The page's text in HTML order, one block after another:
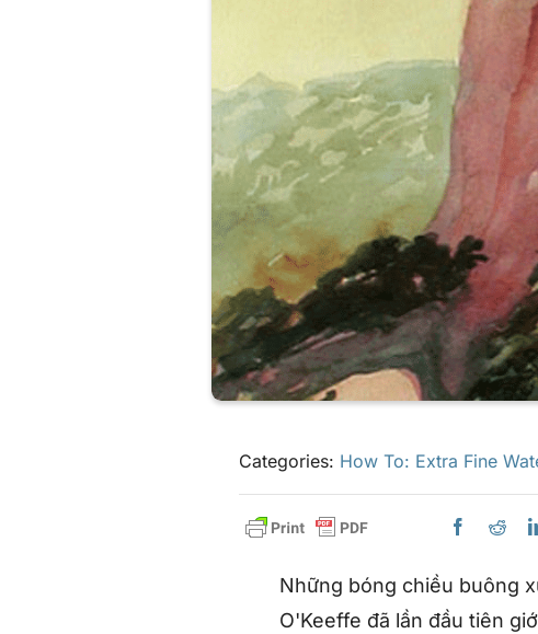
Categories: How To: Extra Fine
Những bóng chiều buông
O'Keeffe đã lần đầu tiên